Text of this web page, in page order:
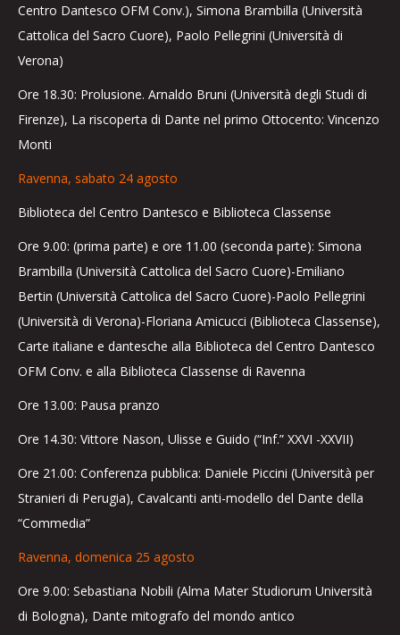
Centro Dantesco OFM Conv.), Simona Brambilla (Università
Cattolica del Sacro Cuore), Paolo Pellegrini (Università di
Verona)
Ore 18.30: Prolusione. Arnaldo Bruni (Università degli Studi di
Firenze), La riscoperta di Dante nel primo Ottocento: Vincenzo
Monti
Ravenna, sabato 24 agosto
Biblioteca del Centro Dantesco e Biblioteca Classense
Ore 9.00: (prima parte) e ore 11.00 (seconda parte): Simona
Brambilla (Università Cattolica del Sacro Cuore)-Emiliano
Bertin (Università Cattolica del Sacro Cuore)-Paolo Pellegrini
(Università di Verona)-Floriana Amicucci (Biblioteca Classense),
Carte italiane e dantesche alla Biblioteca del Centro Dantesco
OFM Conv. e alla Biblioteca Classense di Ravenna
Ore 13.00: Pausa pranzo
Ore 14.30: Vittore Nason, Ulisse e Guido (“Inf.” XXVI -XXVII)
Ore 21.00: Conferenza pubblica: Daniele Piccini (Università per
Stranieri di Perugia), Cavalcanti anti-modello del Dante della
“Commedia”
Ravenna, domenica 25 agosto
Ore 9.00: Sebastiana Nobili (Alma Mater Studiorum Università
di Bologna), Dante mitografo del mondo antico